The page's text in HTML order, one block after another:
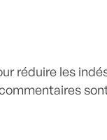
réduire les